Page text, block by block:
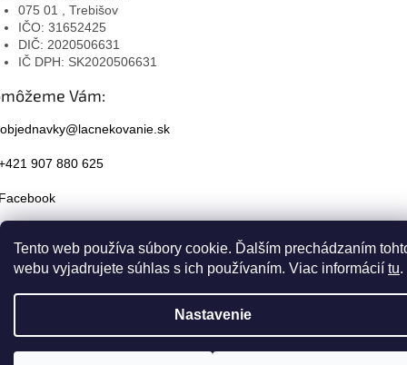
Tento web používa súbory cookie. Ďalším prechádzaním
webu vyjadrujete súhlas s ich používaním. Viac informácií tu.
Nastavenie
075 01 , Trebišov
IČO: 31652425
DIČ: 2020506631
IČ DPH: SK2020506631
Vám:
objednavky@lacnekovanie.sk
907 880 625